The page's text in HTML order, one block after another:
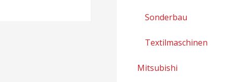
Sonderbau
Textilmaschinen
Mitsubishi